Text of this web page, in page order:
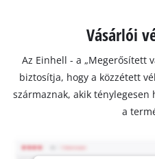
Vásárlói
Az Einhell - a „Megerősített
biztosítja, hogy a közzétett
származnak, akik ténylegesen
a